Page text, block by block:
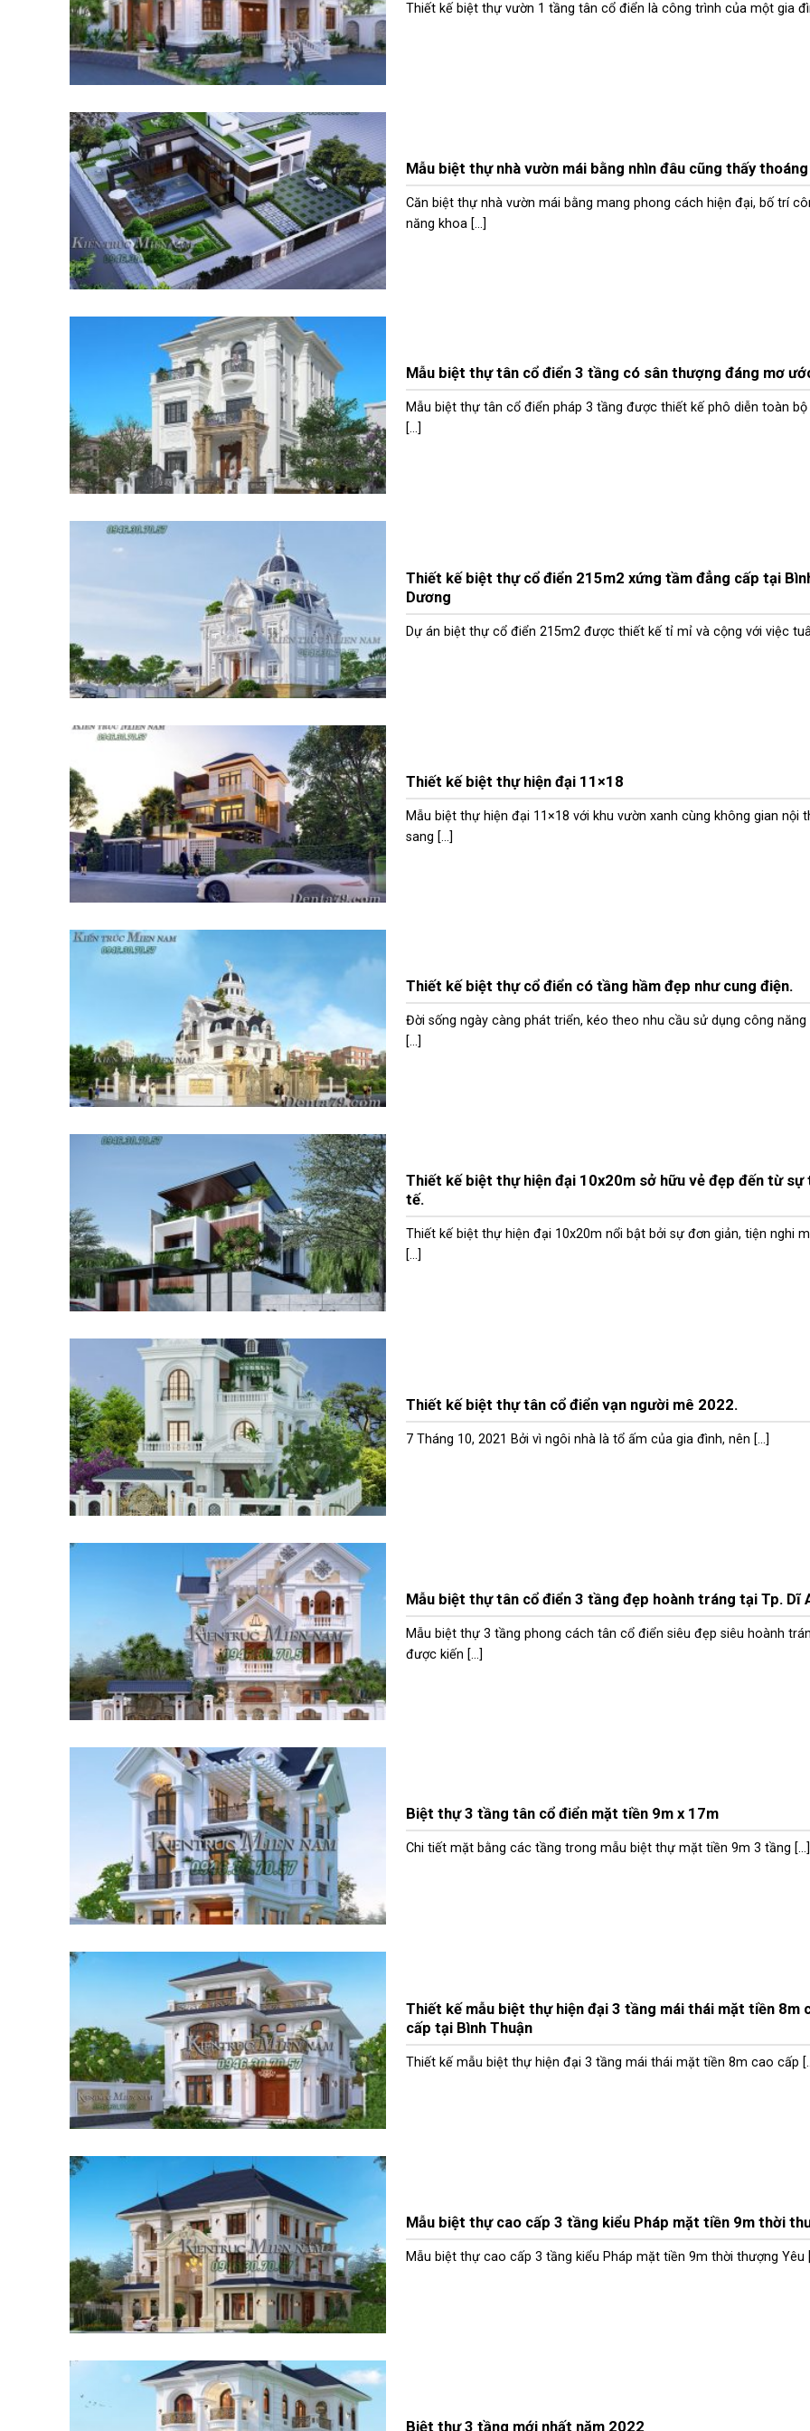
Thiết kế biệt thự vườn 1 tầng tân cổ điển là công trình của một gia
Mẫu biệt thự nhà vườn mái bằng nhìn đâu cũng thấy thoáng
Căn biệt thự nhà vườn mái bằng mang phong cách hiện đại, bố trí
năng khoa [...]
Mẫu biệt thự tân cổ điển 3 tầng có sân thượng đáng mơ
Mẫu biệt thự tân cổ điển pháp 3 tầng được thiết kế phô diễn toàn bộ
[...]
Thiết kế biệt thự cổ điển 215m2 xứng tầm đẳng cấp tại
Dương
Dự án biệt thự cổ điển 215m2 được thiết kế tỉ mỉ và cộng với việc
Thiết kế biệt thự hiện đại 11×18
Mẫu biệt thự hiện đại 11×18 với khu vườn xanh cùng không gian nội
sang [...]
Thiết kế biệt thự cổ điển có tầng hầm đẹp như cung điện.
Đời sống ngày càng phát triển, kéo theo nhu cầu sử dụng công năng
[...]
Thiết kế biệt thự hiện đại 10x20m sở hữu vẻ đẹp đến từ sự
tế.
Thiết kế biệt thự hiện đại 10x20m nổi bật bởi sự đơn giản, tiện nghi
[...]
Thiết kế biệt thự tân cổ điển vạn người mê 2022.
7 Tháng 10, 2021 Bởi vì ngôi nhà là tổ ấm của gia đình, nên [...]
Mẫu biệt thự tân cổ điển 3 tầng đẹp hoành tráng tại Tp. Dĩ
Mẫu biệt thự 3 tầng phong cách tân cổ điển siêu đẹp siêu hoành
được kiến [...]
Biệt thự 3 tầng tân cổ điển mặt tiền 9m x 17m
Chi tiết mặt bằng các tầng trong mẫu biệt thự mặt tiền 9m 3 tầng [...]
Thiết kế mẫu biệt thự hiện đại 3 tầng mái thái mặt tiền 8m
cấp tại Bình Thuận
Thiết kế mẫu biệt thự hiện đại 3 tầng mái thái mặt tiền 8m cao cấp
Mẫu biệt thự cao cấp 3 tầng kiểu Pháp mặt tiền 9m thời
Mẫu biệt thự cao cấp 3 tầng kiểu Pháp mặt tiền 9m thời thượng Yêu
Biệt thự 3 tầng mới nhất năm 2022